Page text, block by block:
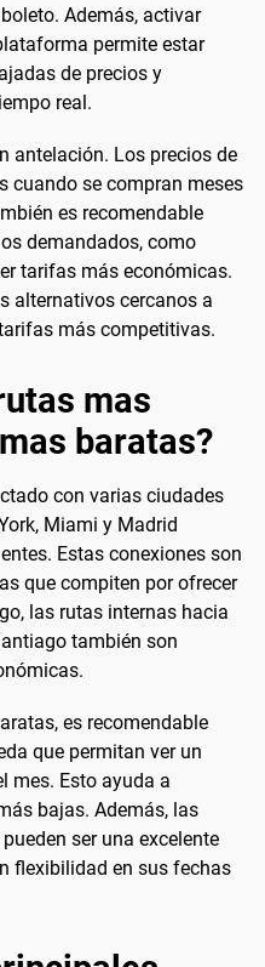
Además, activar
permite estar
de precios y
real.
antelación. Los precios de
cuando se compran meses
es recomendable
demandados, como
tarifas más económicas.
alternativos cercanos a
más competitivas.
mas
baratas?
con varias ciudades
Miami y Madrid
Estas conexiones son
que compiten por ofrecer
las rutas internas hacia
también son
es recomendable
que permitan ver un
mes. Esto ayuda a
bajas. Además, las
ser una excelente
flexibilidad en sus fechas